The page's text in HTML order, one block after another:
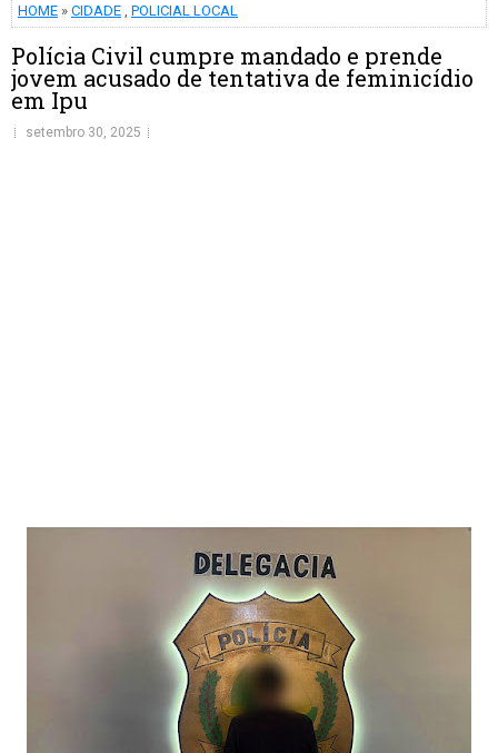
HOME » CIDADE , POLICIAL LOCAL
Polícia Civil cumpre mandado e prende
jovem acusado de tentativa de feminicídio
em Ipu
setembro 30, 2025